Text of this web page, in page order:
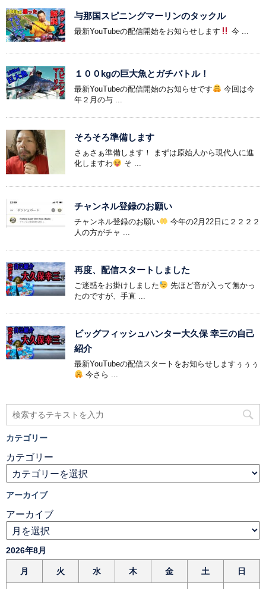
与那国スピニングマーリンのタックル
最新YouTubeの配信開始をお知らせします 今 ...
１００kgの巨大魚とガチバトル！
最新YouTubeの配信開始のお知らせです
今回は今
年２月の与 ...
そろそろ準備します
さぁさぁ準備します！ まずは原始人から現代人に進
化しますわ
そ ...
チャンネル登録のお願い
チャンネル登録のお願い
今年の2月22日に２２２２
人の方がチャ ...
再度、配信スタートしました
ご迷惑をお掛けしました
先ほど音が入って無かっ
たのですが、手直 ...
ビッグフィッシュハンター大久保 幸三の自己
紹介
最新YouTubeの配信スタートをお知らせしますぅぅぅ
今さら ...
カテゴリー
カテゴリー
アーカイブ
アーカイブ
2026年8月
月 火 水 木 金 土 日